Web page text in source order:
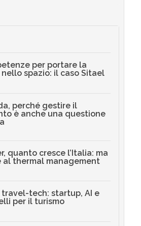
per portare la
spazio: il caso Sitael
perché gestire il
è anche una questione
quanto cresce l’Italia: ma
thermal management
travel-tech: startup, AI e
per il turismo